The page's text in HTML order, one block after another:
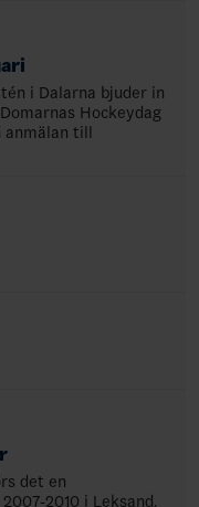
i Dalarna bjuder in
Hockeydag
anmälan till
det en
2010 i Leksand.